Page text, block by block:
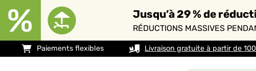
Jusqu’à 29 % de
RÉDUCTIONS MASSIVES
Paiements flexibles Livraison gratuite à partir de